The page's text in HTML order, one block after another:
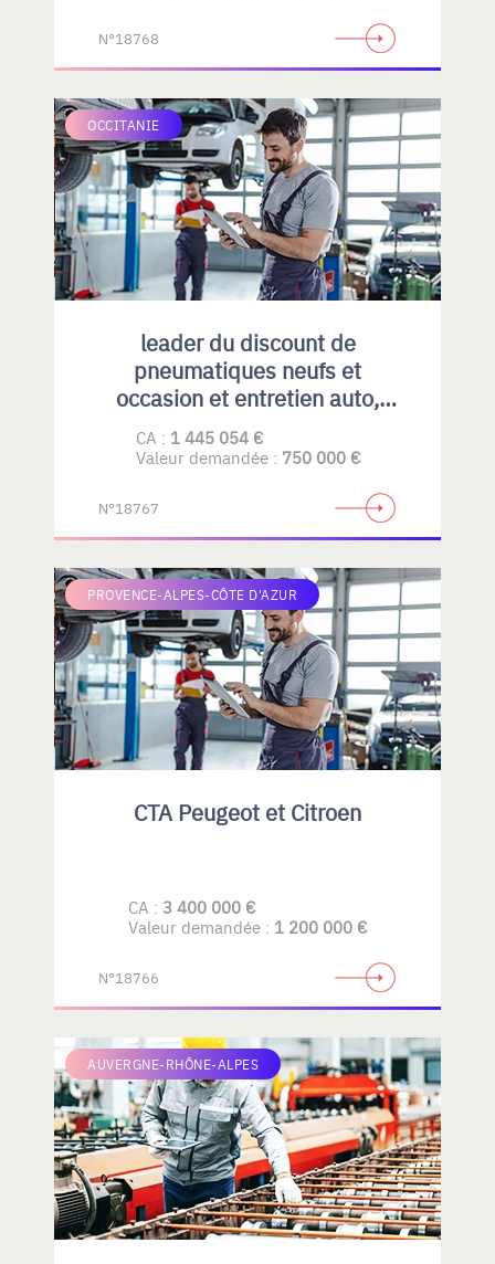
N°18768
OCCITANIE
leader du discount de
pneumatiques neufs et
occasion et entretien auto,
emplacement idéal et fort
potentiel de développement
CA : 1 445 054 €
Valeur demandée : 750 000 €
N°18767
PROVENCE-ALPES-CÔTE D'AZUR
CTA Peugeot et Citroen
CA : 3 400 000 €
Valeur demandée : 1 200 000 €
N°18766
AUVERGNE-RHÔNE-ALPES